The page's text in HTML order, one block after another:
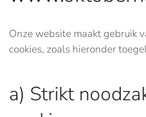
Onze website maakt gebruik
cookies, zoals hieronder
a) Strikt